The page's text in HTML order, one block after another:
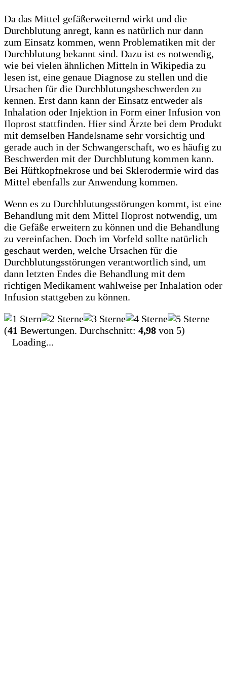
Da das Mittel gefäßerweiternd wirkt und die
Durchblutung anregt, kann es natürlich nur dann
zum Einsatz kommen, wenn Problematiken mit der
Durchblutung bekannt sind. Dazu ist es notwendig,
wie bei vielen ähnlichen Mitteln in Wikipedia zu
lesen ist, eine genaue Diagnose zu stellen und die
Ursachen für die Durchblutungsbeschwerden zu
kennen. Erst dann kann der Einsatz entweder als
Inhalation oder Injektion in Form einer Infusion von
Iloprost stattfinden. Hier sind Ärzte bei dem Produkt
mit demselben Handelsname sehr vorsichtig und
gerade auch in der Schwangerschaft, wo es häufig zu
Beschwerden mit der Durchblutung kommen kann.
Bei Hüftkopfnekrose und bei Sklerodermie wird das
Mittel ebenfalls zur Anwendung kommen.
Wenn es zu Durchblutungsstörungen kommt, ist eine
Behandlung mit dem Mittel Iloprost notwendig, um
die Gefäße erweitern zu können und die Behandlung
zu vereinfachen. Doch im Vorfeld sollte natürlich
geschaut werden, welche Ursachen für die
Durchblutungsstörungen verantwortlich sind, um
dann letzten Endes die Behandlung mit dem
richtigen Medikament wahlweise per Inhalation oder
Infusion stattgeben zu können.
(41 Bewertungen. Durchschnitt: 4,98 von 5)
Loading...